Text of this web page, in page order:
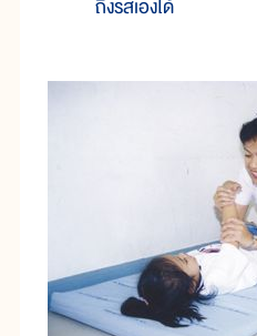
ถึงรสเองได้